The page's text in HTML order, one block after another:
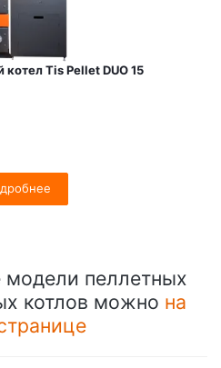
Tis Pellet DUO 15
модели пеллетных
котлов можно на